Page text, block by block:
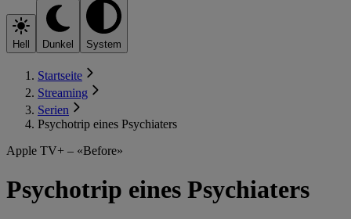
Hell Dunkel System
Startseite
Streaming
Serien
Psychotrip eines Psychiaters
Apple TV+ – «Before»
Psychotrip eines Psychiaters